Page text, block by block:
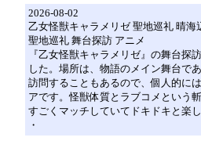
2026-08-02
乙女怪獣キャラメリゼ 聖地巡礼 晴海
聖地巡礼 舞台探訪 アニメ
『乙女怪獣キャラメリゼ』の舞台探
した。場所は、物語のメイン舞台で
訪問することもあるので、個人的に
アです。怪獣体質とラブコメという
すごくマッチしていてドキドキと楽
・